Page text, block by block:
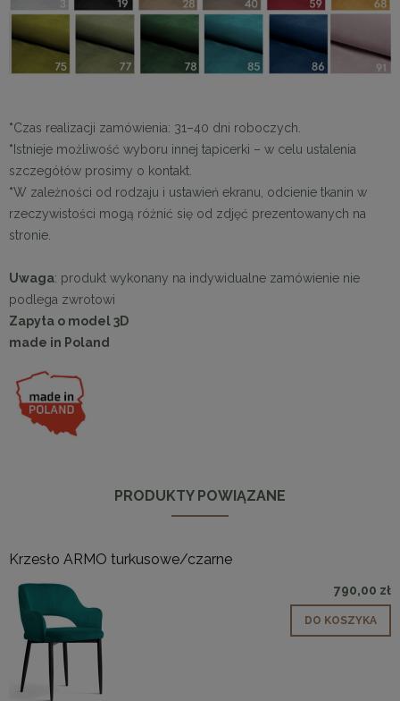
*Czas realizacji zamówienia: 31–40 dni roboczych.
* Istnieje możliwość wyboru innej tapicerki – w celu ustalenia
szczegółów prosimy o kontakt.
*W zależności od rodzaju i ustawień ekranu, odcienie tkanin w
rzeczywistości mogą różnić się od zdjęć prezentowanych na
stronie.
Uwaga: produkt wykonany na indywidualne zamówienie nie
podlega zwrotowi
Zapyta o model 3D
made in Poland
PRODUKTY POWIĄZANE
Krzesło ARMO turkusowe/czarne
790,00 zł
DO KOSZYKA